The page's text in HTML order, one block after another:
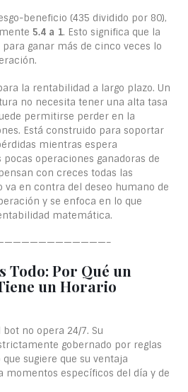
beneficio (435 dividido por 80),
5.4 a 1. Esto significa que la
ganar más de cinco veces lo
la rentabilidad a largo plazo. Un
no necesita tener una alta tasa
permitirse perder en la
Está construido para soportar
mientras espera
operaciones ganadoras de
con creces todas las
va en contra del deseo humano de
y se enfoca en lo que
matemática.
Todo: Por Qué un
un Horario
no opera 24/7. Su
gobernado por reglas
sugiere que su ventaja
momentos específicos del día y de